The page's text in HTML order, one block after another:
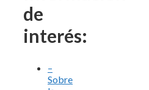
de
interés:
–
Sobre